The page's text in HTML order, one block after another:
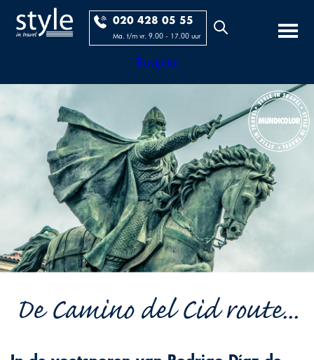
020 428 05 55
Ma. t/m vr. 9.00 - 17.00 uur
Trustpilot
De Camino del Cid route...